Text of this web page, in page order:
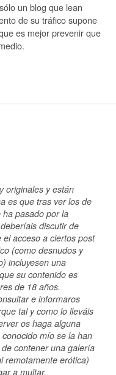
un blog que lean
de su tráfico supone
es mejor prevenir que
originales y están
es que tras ver los de
pasado por la
discutir de
acceso a ciertos post
(como desnudos y
incluyesen una
su contenido es
de 18 años.
e informaros
tal y como lo lleváis
os haga alguna
mío se la han
contener una galería
remotamente erótica)
a multar.